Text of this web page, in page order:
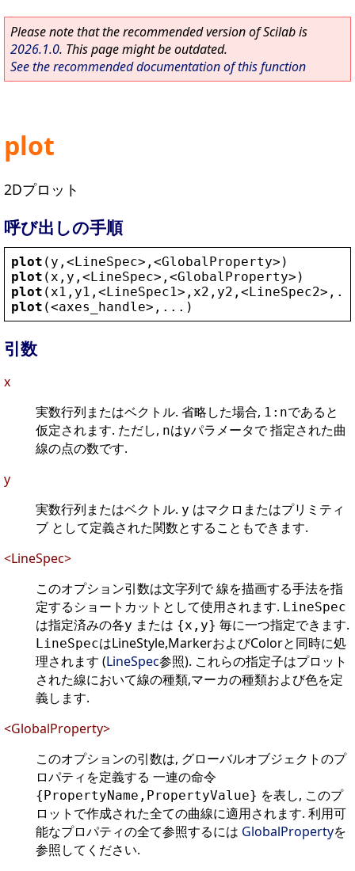
Please note that the recommended version of Scilab is
2026.1.0. This page might be outdated.
See the recommended documentation of this function
plot
2Dプロット
呼び出しの手順
plot ( y , <LineSpec> , <GlobalProperty> )
plot ( x , y , <LineSpec> , <GlobalProperty> )
plot ( x1 , y1 , <LineSpec1> , x2 , y2 , <LineSpec2>
plot (<axes_handle> ,...)
引数
x
実数行列またはベクトル. 省略した場合, 1:nであると
仮定されます. ただし, nはyパラメータで 指定された曲
線の点の数です.
y
実数行列またはベクトル. y はマクロまたはプリミティ
ブ として定義された関数とすることもできます.
<LineSpec>
このオプション引数は文字列で 線を描画する手法を指
定するショートカットとして使用されます. LineSpec
は指定済みの各y または {x,y} 毎に一つ指定できます.
LineSpecはLineStyle,MarkerおよびColorと同時に処
理されます (LineSpec参照). これらの指定子はプロット
された線において線の種類,マーカの種類および色を定
義します.
<GlobalProperty>
このオプションの引数は, グローバルオブジェクトのプ
ロパティを定義する 一連の命令
{PropertyName,PropertyValue} を表し, このプ
ロットで作成された全ての曲線に適用されます. 利用可
能なプロパティの全て参照するには GlobalPropertyを
参照してください.